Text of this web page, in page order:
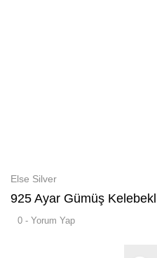
Else Silver
925 Ayar Gümüş
0 - Yorum Yap